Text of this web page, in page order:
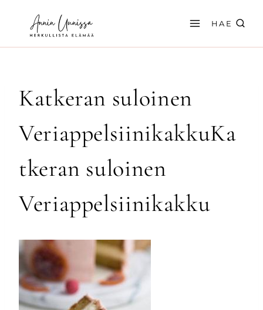
sisältöön
HAE
Katkeran suloinen
VeriappelsiinikakkuKa
tkeran suloinen
Veriappelsiinikakku